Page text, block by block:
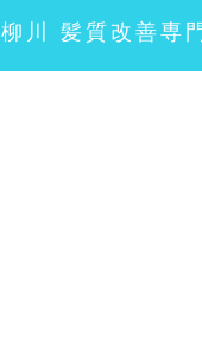
柳川 髪質改善専